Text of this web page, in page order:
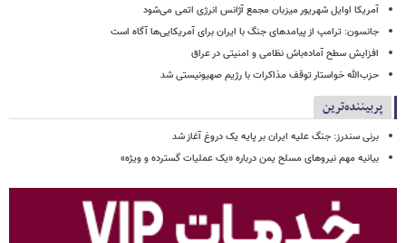
آمریکا اوایل شهریور میزبان مجمع آژانس انرژی اتمی می‌شود
جانسون: ترامپ از پیامدهای جنگ با ایران برای آمریکایی‌ها آگاه است
افزایش سطح آماده‌باش نظامی و امنیتی در عراق
حزب‌الله خواستار توقف مذاکرات با رژیم صهیونیستی شد
پربیننده‌ترین
برنی سندرز: جنگ علیه ایران بر پایه یک دروغ آغاز شد
بیانیه مهم نیروهای مسلح یمن درباره «یک عملیات گسترده و ویژه»